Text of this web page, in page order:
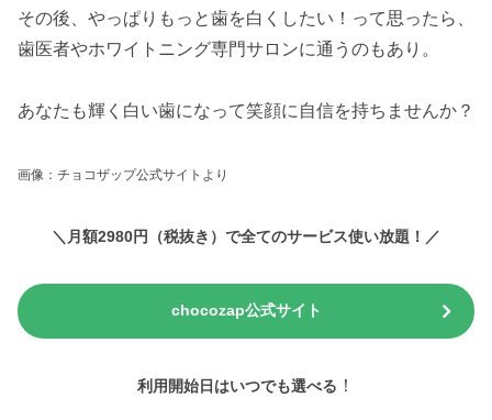
その後、やっぱりもっと歯を白くしたい！って思ったら、
歯医者やホワイトニング専門サロンに通うのもあり。
あなたも輝く白い歯になって笑顔に自信を持ちませんか？
画像：チョコザップ公式サイトより
＼月額2980円（税抜き）で全てのサービス使い放題！／
chocozap公式サイト
利用開始日はいつでも選べる ！